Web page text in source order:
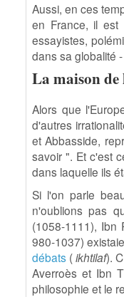
Aussi, en ces
en France, il
essayistes,
dans sa globalité
La maison de
Alors que
d'autres
et Abbasside,
savoir ". Et c'est
dans laquelle ils
Si l'on parle
n'oublions pas
(1058-1111), Ibn
980-1037)
débats (ikhtilaf).
Averroès et Ibn
philosophie et le